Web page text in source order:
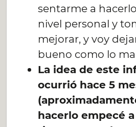
sentarme a
nivel personal y
mejorar, y voy
bueno como lo
La idea de este
ocurrió hace 5
hacerlo empecé